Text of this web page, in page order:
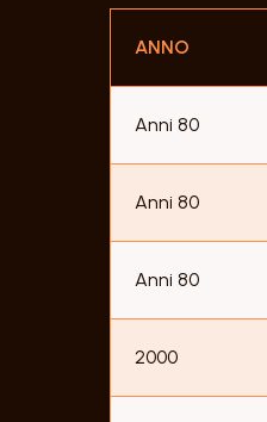
ANNO
Anni 80
Anni 80
Anni 80
2000